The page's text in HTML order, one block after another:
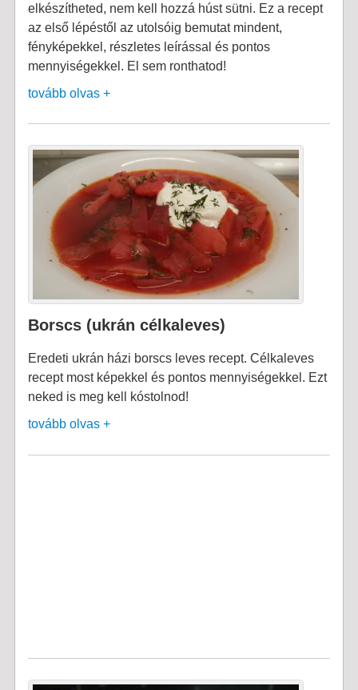
elkészítheted, nem kell hozzá húst sütni. Ez a recept
az első lépéstől az utolsóig bemutat mindent,
fényképekkel, részletes leírással és pontos
mennyiségekkel. El sem ronthatod!
tovább olvas +
Borscs (ukrán célkaleves)
Eredeti ukrán házi borscs leves recept. Célkaleves
recept most képekkel és pontos mennyiségekkel. Ezt
neked is meg kell kóstolnod!
tovább olvas +